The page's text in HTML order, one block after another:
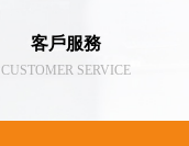
客戶服務
CUSTOMER SERVICE